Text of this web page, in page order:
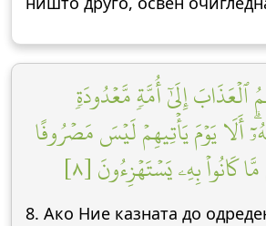
ٱلۡعَذَابَ إِلَىٰٓ أُمَّةٖ مَّعۡدُودَةٖ
أَلَا يَوۡمَ يَأۡتِيهِمۡ لَيۡسَ مَصۡرُوفًا
كَانُواْ بِهِۦ يَسۡتَهۡزِءُونَ [٨]
8. Ако Ние казната до